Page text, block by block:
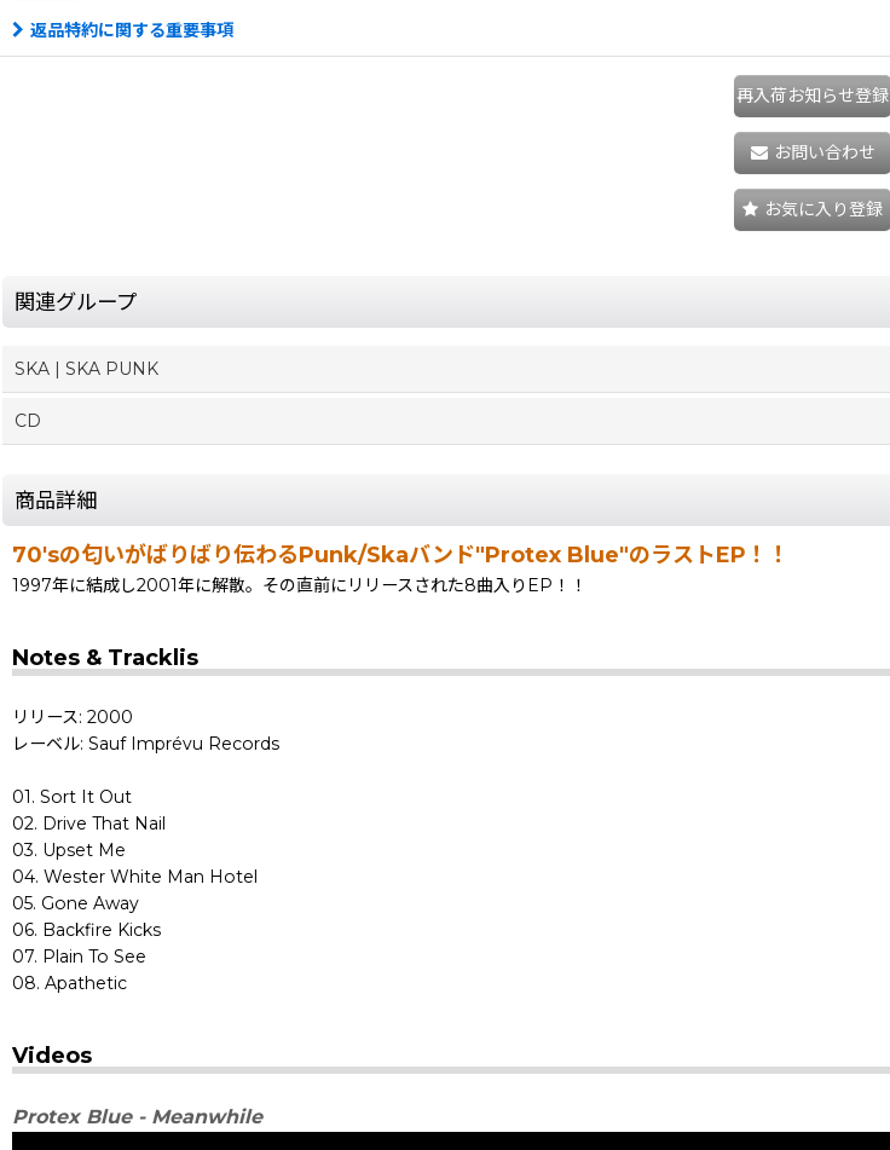
返品特約に関する重要事項
再入荷お知らせ登録
お問い合わせ
お気に入り登録
関連グループ
SKA | SKA PUNK
CD
商品詳細
70'sの匂いがばりばり伝わるPunk/Skaバンド"Protex Blue"のラストEP！！
1997年に結成し2001年に解散。その直前にリリースされた8曲入りEP！！
Notes & Tracklis
リリース: 2000
レーベル: Sauf Imprévu Records
01. Sort It Out
02. Drive That Nail
03. Upset Me
04. Wester White Man Hotel
05. Gone Away
06. Backfire Kicks
07. Plain To See
08. Apathetic
Videos
Protex Blue - Meanwhile